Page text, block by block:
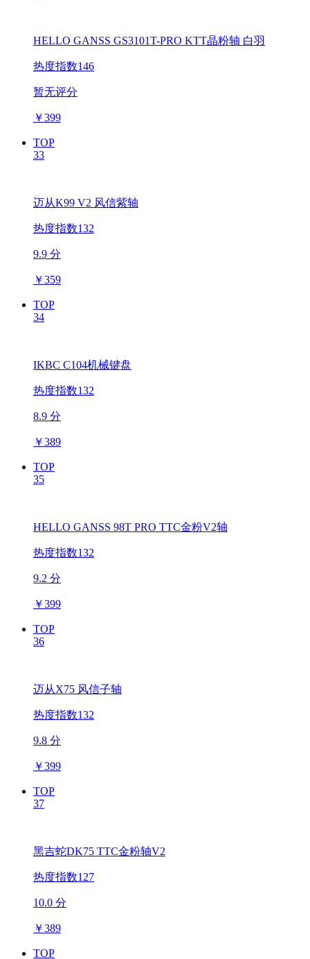
HELLO GANSS GS3101T-PRO KTT晶粉轴 白羽
热度指数146
暂无评分
￥399
TOP
33
迈从K99 V2 风信紫轴
热度指数132
9.9 分
￥359
TOP
34
IKBC C104机械键盘
热度指数132
8.9 分
￥389
TOP
35
HELLO GANSS 98T PRO TTC金粉V2轴
热度指数132
9.2 分
￥399
TOP
36
迈从X75 风信子轴
热度指数132
9.8 分
￥399
TOP
37
黑吉蛇DK75 TTC金粉轴V2
热度指数127
10.0 分
￥389
TOP